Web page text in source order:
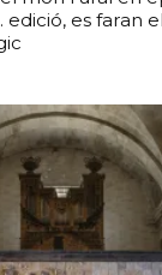
es faran